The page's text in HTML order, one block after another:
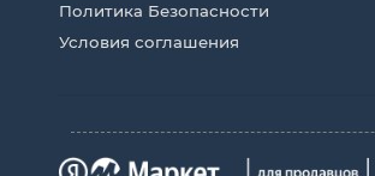
Политика Безопасности
Условия соглашения